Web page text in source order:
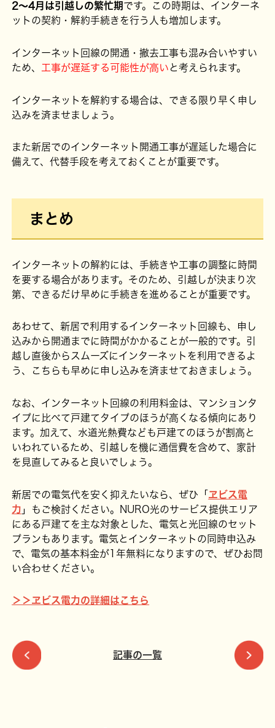
2～4月は引越しの繁忙期 です。この時期は、インターネ
ットの契約・解約手続きを行う人も増加します。
インターネット回線の開通・撤去工事も混み合いやすい
ため、
工事が遅延する可能性が高い と考えられます。
インターネットを解約する場合は、できる限り早く申し
込みを済ませましょう。
また新居でのインターネット開通工事が遅延した場合に
備えて、代替手段を考えておくことが重要です。
まとめ
インターネットの解約には、手続きや工事の調整に時間
を要する場合があります。そのため、引越しが決まり次
第、できるだけ早めに手続きを進めることが重要です。
あわせて、新居で利用するインターネット回線も、申し
込みから開通までに時間がかかることが一般的です。引
越し直後からスムーズにインターネットを利用できるよ
う、こちらも早めに申し込みを済ませておきましょう。
なお、インターネット回線の利用料金は、マンションタ
イプに比べて戸建てタイプのほうが高くなる傾向にあり
ます。加えて、水道光熱費なども戸建てのほうが割高と
いわれているため、引越しを機に通信費を含めて、家計
を見直してみると良いでしょう。
新居での電気代を安く抑えたいなら、ぜひ「 ヱビス電
力 」もご検討ください。NURO光のサービス提供エリア
にある戸建てを主な対象とした、電気と光回線のセット
プランもあります。電気とインターネットの同時申込み
で、電気の基本料金が1年無料になりますので、ぜひお問
い合わせください。
＞＞ヱビス電力の詳細はこちら
記事の一覧